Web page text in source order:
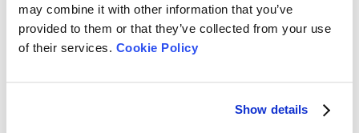
may combine it with other information that you’ve
provided to them or that they’ve collected from your use
of their services. Cookie Policy
Show details
食品業界において、適切な包装サイズの設定は、充填工程の安定化や
輸送コストの削減に直結する重要な要素です。とりわけ、粉体製品に
おいてはバルク密度およびタップ密度の情報を基に、効率的かつ経済
的な容器設計が求められます。 本アプリケーションノートでは、ホエ
に、自動タップ密度試験機BeDensi T1 Pro を用いて、包装設計に必要
野への応用
本アプリケーションノートでは、レーザー回折法と画像解析法を用い